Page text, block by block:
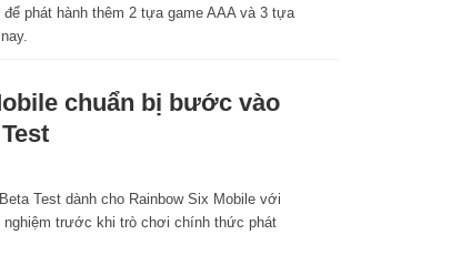
phát hành thêm 2 tựa game AAA và 3 tựa
chuẩn bị bước vào
Test dành cho Rainbow Six Mobile với
nghiệm trước khi trò chơi chính thức phát